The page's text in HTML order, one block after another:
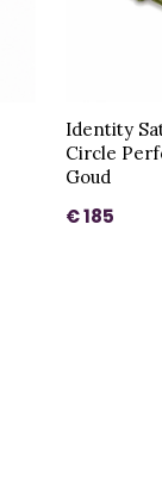
Identity
Circle
Goud
€ 185